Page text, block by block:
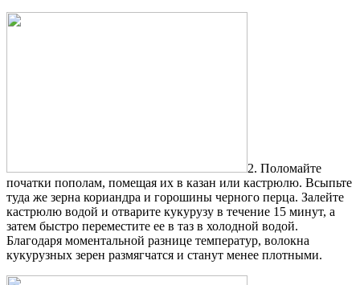
2. Поломайте
початки пополам, помещая их в казан или кастрюлю. Всыпьте
туда же зерна кориандра и горошины черного перца. Залейте
кастрюлю водой и отварите кукурузу в течение 15 минут, а
затем быстро переместите ее в таз в холодной водой.
Благодаря моментальной разнице температур, волокна
кукурузных зерен размягчатся и станут менее плотными.